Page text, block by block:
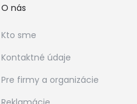
O nás
Kto sme
Kontaktné údaje
Pre firmy a organizácie